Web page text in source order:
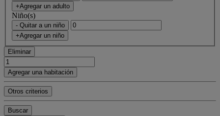
+Agregar un adulto
Niño(s)
- Quitar a un niño
+Agregar un niño
Eliminar
Agregar una habitación
Otros criterios
Buscar